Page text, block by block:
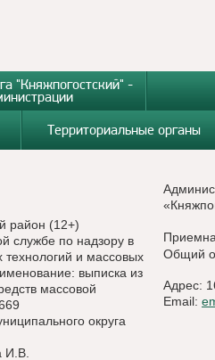
"Княжпогостский" -
Территориальные органы
район (12+)
службе по надзору в
и массовых
выписка из
массовой
округа
И.В.
Общий
Адрес:
Email: